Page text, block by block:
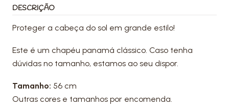
DESCRIÇÃO
Proteger a cabeça do sol em grande estilo!
Este é um chapéu panamá clássico. Caso tenha
dúvidas no tamanho, estamos ao seu dispor.
Tamanho: 56 cm
Outras cores e tamanhos por encomenda.